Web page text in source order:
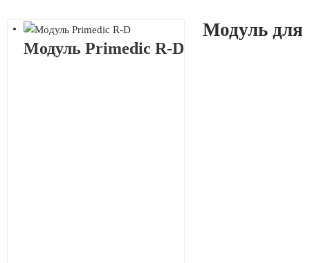
Модуль Primedic R-D
Модуль для